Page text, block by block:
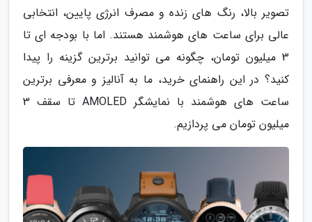
تصویر بالا، رنگ های زنده و مصرف انرژی پایین، انتخابی
عالی برای ساعت های هوشمند هستند. اما با بودجه ای تا
3 میلیون تومان، چگونه می توانید برترین گزینه را پیدا
کنید؟ در این راهنمای خرید، ما به آنالیز و معرفی برترین
ساعت های هوشمند با نمایشگر AMOLED تا سقف 3
میلیون تومان می پردازیم.